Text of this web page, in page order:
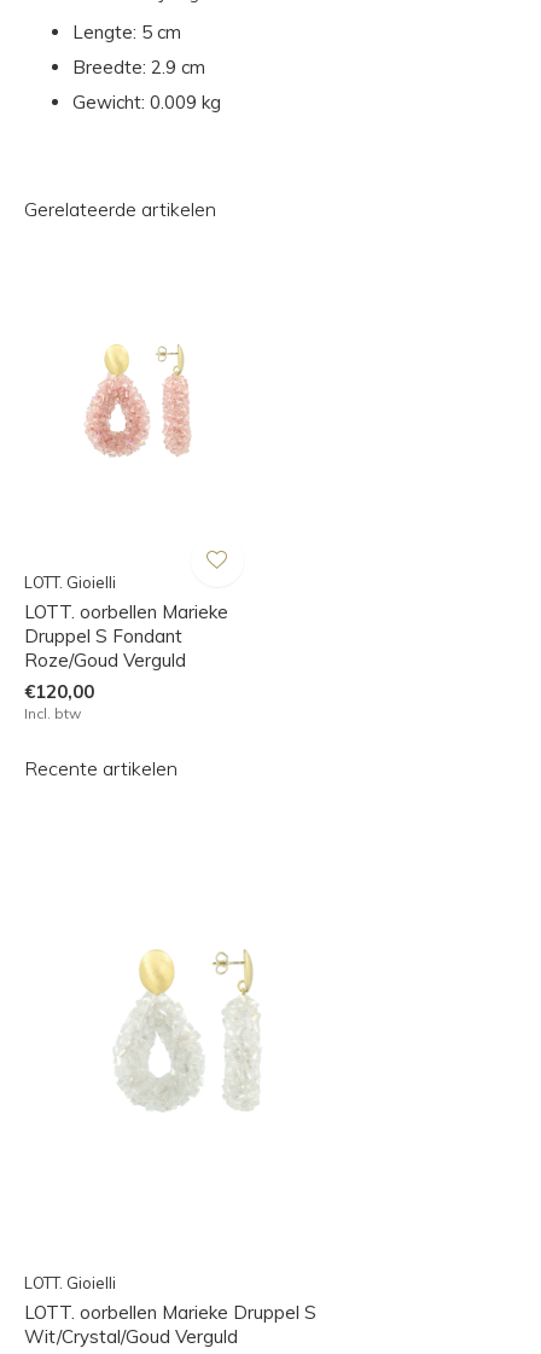
Lengte: 5 cm
Breedte: 2.9 cm
Gewicht: 0.009 kg
Gerelateerde artikelen
LOTT. Gioielli
LOTT. oorbellen Marieke
Druppel S Fondant
Roze/Goud Verguld
€120,00
Incl. btw
Recente artikelen
LOTT. Gioielli
LOTT. oorbellen Marieke Druppel S
Wit/Crystal/Goud Verguld